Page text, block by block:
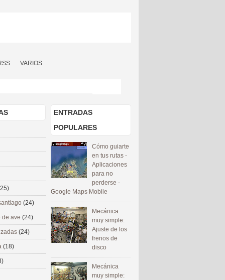
VARIOS
ENTRADAS
POPULARES
Cómo guiarte
en tus rutas -
Aplicaciones
para no
perderse -
Google Maps Mobile
Mecánica
muy simple:
Ajuste de los
frenos de
disco
Mecánica
muy simple:
(24)
de ave (24)
(24)
(18)